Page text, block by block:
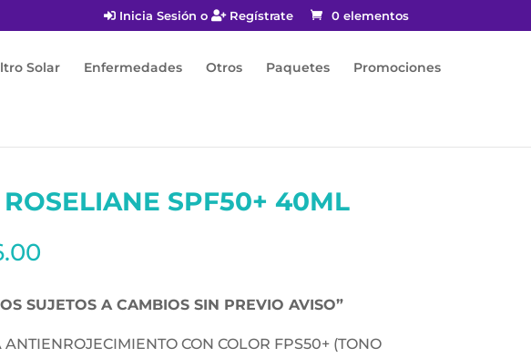
Inicia Sesión o Regístrate 0 elementos
Solar Enfermedades Otros Paquetes Promociones
ROSELIANE SPF50+ 40ML
SUJETOS A CAMBIOS SIN PREVIO AVISO”
ANTIENROJECIMIENTO CON COLOR FPS50+ (TONO